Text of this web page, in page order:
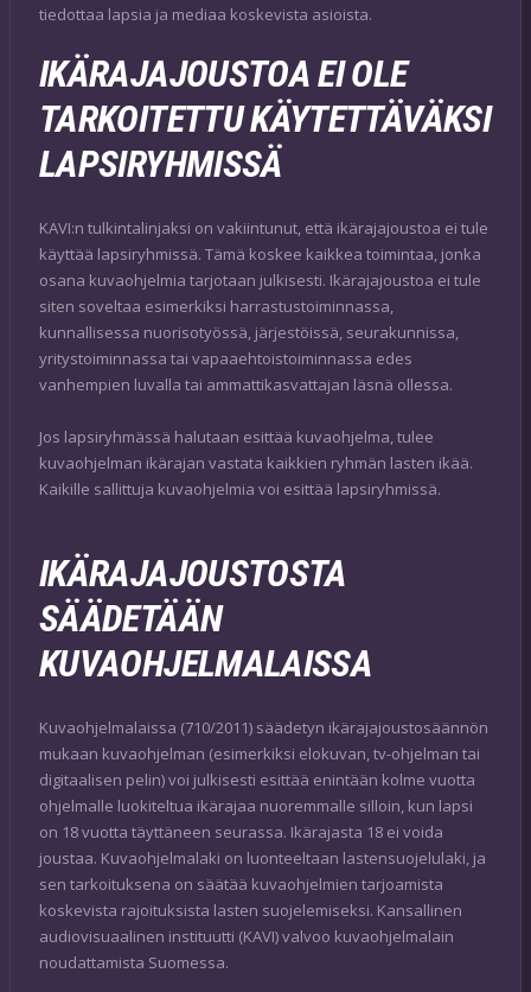
tiedottaa lapsia ja mediaa koskevista asioista.
IKÄRAJAJOUSTOA EI OLE
TARKOITETTU KÄYTETTÄVÄKSI
LAPSIRYHMISSÄ
KAVI:n tulkintalinjaksi on vakiintunut, että ikärajajoustoa ei tule
käyttää lapsiryhmissä. Tämä koskee kaikkea toimintaa, jonka
osana kuvaohjelmia tarjotaan julkisesti. Ikärajajoustoa ei tule
siten soveltaa esimerkiksi harrastustoiminnassa,
kunnallisessa nuorisotyössä, järjestöissä, seurakunnissa,
yritystoiminnassa tai vapaaehtoistoiminnassa edes
vanhempien luvalla tai ammattikasvattajan läsnä ollessa.
Jos lapsiryhmässä halutaan esittää kuvaohjelma, tulee
kuvaohjelman ikärajan vastata kaikkien ryhmän lasten ikää.
Kaikille sallittuja kuvaohjelmia voi esittää lapsiryhmissä.
IKÄRAJAJOUSTOSTA
SÄÄDETÄÄN
KUVAOHJELMALAISSA
Kuvaohjelmalaissa (710/2011) säädetyn ikärajajoustosäännön
mukaan kuvaohjelman (esimerkiksi elokuvan, tv-ohjelman tai
digitaalisen pelin) voi julkisesti esittää enintään kolme vuotta
ohjelmalle luokiteltua ikärajaa nuoremmalle silloin, kun lapsi
on 18 vuotta täyttäneen seurassa. Ikärajasta 18 ei voida
joustaa. Kuvaohjelmalaki on luonteeltaan lastensuojelulaki, ja
sen tarkoituksena on säätää kuvaohjelmien tarjoamista
koskevista rajoituksista lasten suojelemiseksi. Kansallinen
audiovisuaalinen instituutti (KAVI) valvoo kuvaohjelmalain
noudattamista Suomessa.